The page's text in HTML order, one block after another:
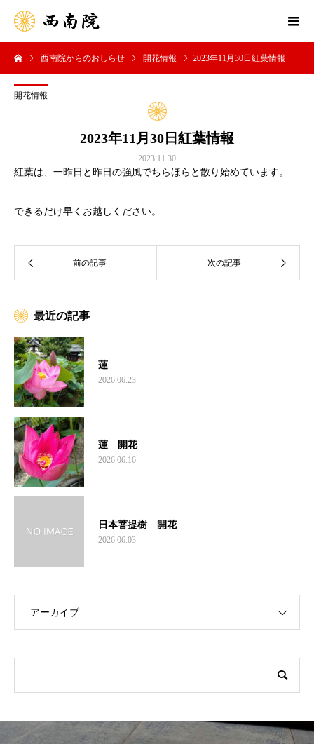
西南院からのおしらせ 開花情報 2023年11月30日紅葉情報
開花情報
2023年11月30日紅葉情報
2023.11.30
紅葉は、一昨日と昨日の強風でちらほらと散り始めています。
できるだけ早くお越しください。
最近の記事
蓮
2026.06.23
蓮 開花
2026.06.16
日本菩提樹 開花
2026.06.03
アーカイブ